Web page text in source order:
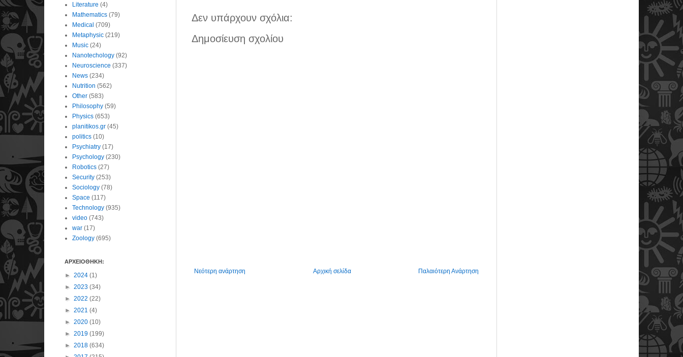
Δεν υπάρχουν σχόλια:
Δημοσίευση σχολίου
Νεότερη ανάρτηση Παλαιότερη Ανάρτηση
Αρχική σελίδα
Literature (4)
Mathematics (79)
Medical (709)
Metaphysic (219)
Music (24)
Nanotechology (92)
Neuroscience (337)
News (234)
Nutrition (562)
Other (583)
Philosophy (59)
Physics (653)
planitikos.gr (45)
politics (10)
Psychiatry (17)
Psychology (230)
Robotics (27)
Security (253)
Sociology (78)
Space (117)
Technology (935)
video (743)
war (17)
Zoology (695)
ΑΡΧΕΙΟΘΗΚΗ:
► 2024 (1)
► 2023 (34)
► 2022 (22)
► 2021 (4)
► 2020 (10)
► 2019 (199)
► 2018 (634)